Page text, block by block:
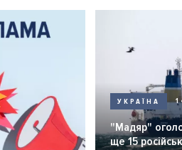
УКРАЇНА
"Мадяр"
ще 15